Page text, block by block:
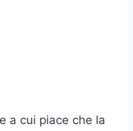
a cui piace che la